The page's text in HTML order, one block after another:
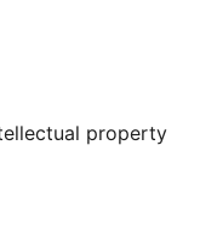
property